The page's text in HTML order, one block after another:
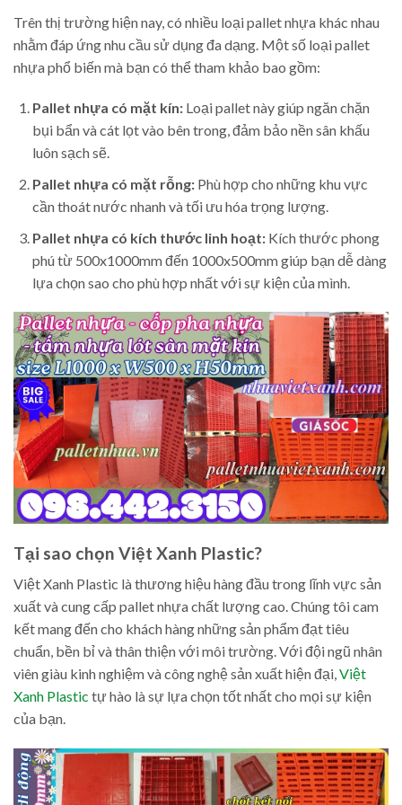
Trên thị trường hiện nay, có nhiều loại pallet nhựa khác nhau
nhằm đáp ứng nhu cầu sử dụng đa dạng. Một số loại pallet
nhựa phổ biến mà bạn có thể tham khảo bao gồm:
Pallet nhựa có mặt kín:Loại pallet này giúp ngăn chặn
bụi bẩn và cát lọt vào bên trong, đảm bảo nền sân khấu
luôn sạch sẽ.
Pallet nhựa có mặt rỗng:Phù hợp cho những khu vực
cần thoát nước nhanh và tối ưu hóa trọng lượng.
Pallet nhựa có kích thước linh hoạt:Kích thước phong
phú từ 500x1000mm đến 1000x500mm giúp bạn dễ dàng
lựa chọn sao cho phù hợp nhất với sự kiện của mình.
Tại sao chọn Việt Xanh Plastic?
Việt Xanh Plastic là thương hiệu hàng đầu trong lĩnh vực sản
xuất và cung cấp pallet nhựa chất lượng cao. Chúng tôi cam
kết mang đến cho khách hàng những sản phẩm đạt tiêu
chuẩn, bền bỉ và thân thiện với môi trường. Với đội ngũ nhân
viên giàu kinh nghiệm và công nghệ sản xuất hiện đại,Việt
Xanh Plastic tự hào là sự lựa chọn tốt nhất cho mọi sự kiện
của bạn.